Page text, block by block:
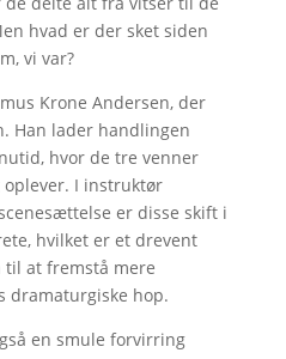
hvad er der sket siden
vi var?
Krone Andersen, der
Han lader handlingen
hvor de tre venner
I instruktør
er disse skift i
hvilket er et drevent
at fremstå mere
dramaturgiske hop.
en smule forvirring